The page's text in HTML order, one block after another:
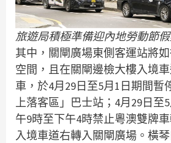
旅遊局積極準備迎內地勞動節
其中，關閘廣場東側客運站將
空間，且在關閘邊檢大樓入境
車，於4月29日至5月1日期間暫
上落客區」巴士站；4月29日至
午9時至下午4時禁止粵澳雙牌
入境車道右轉入關閘廣場。橫